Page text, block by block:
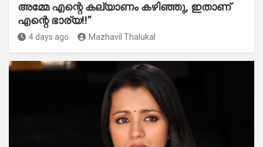
അമ്മേ എന്റെ കല്യാണം കഴിഞ്ഞു, ഇതാണ്
എന്റെ ഭാര്യ!!”
4 days ago Mazhavil Thalukal